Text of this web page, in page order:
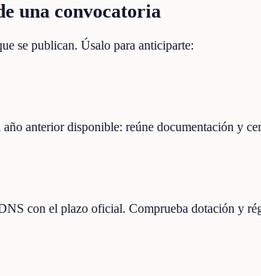
una convocatoria
se publican. Úsalo para anticiparte:
anterior disponible: reúne documentación y
con el plazo oficial. Comprueba dotación y